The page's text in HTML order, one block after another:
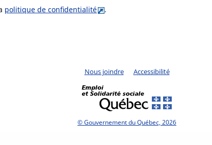
politique de confidentialité .
Nous joindre.
lien
ouvrira
une
nouvelle
Accessibilité.
ouvrira
une
nouvelle
© Gouvernement du Québec, 2026.